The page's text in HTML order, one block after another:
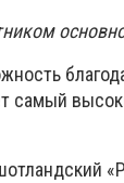
самый